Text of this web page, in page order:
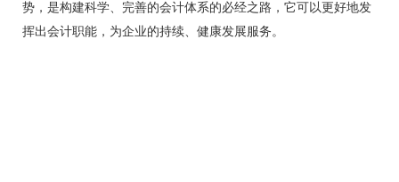
势，是构建科学、完善的会计体系的必经之路，它可以更好地发
挥出会计职能，为企业的持续、健康发展服务。